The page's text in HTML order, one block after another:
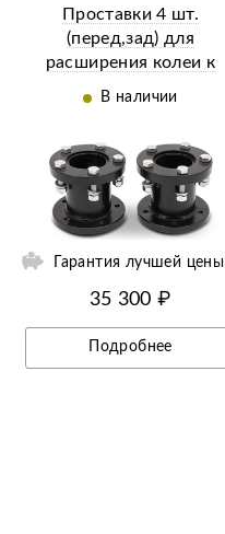
Проставки 4 шт.
(перед,зад) для
расширения колеи к
Solis | Солис 26 (6+2 |
В наличии
Гарантия лучшей цены
35 300 ₽
Подробнее